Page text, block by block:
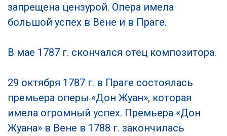
запрещена цензурой. Опера имела
большой успех в Вене и в Праге.
В мае 1787 г. скончался отец композитора.
29 октября 1787 г. в Праге состоялась
премьера оперы «Дон Жуан», которая
имела огромный успех. Премьера «Дон
Жуана» в Вене в 1788 г. закончилась